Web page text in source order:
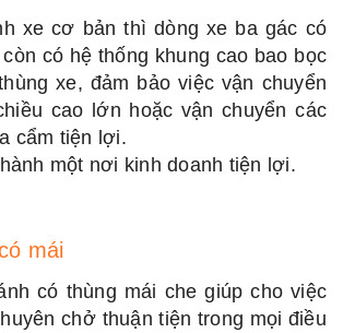
xe cơ bản thì dòng xe ba gác có
có hệ thống khung cao bao bọc
xe, đảm bảo việc vận chuyển
cao lớn hoặc vận chuyển các
cẩm tiện lợi.
một nơi kinh doanh tiện lợi.
mái
có thùng mái che giúp cho việc
chở thuận tiện trong mọi điều